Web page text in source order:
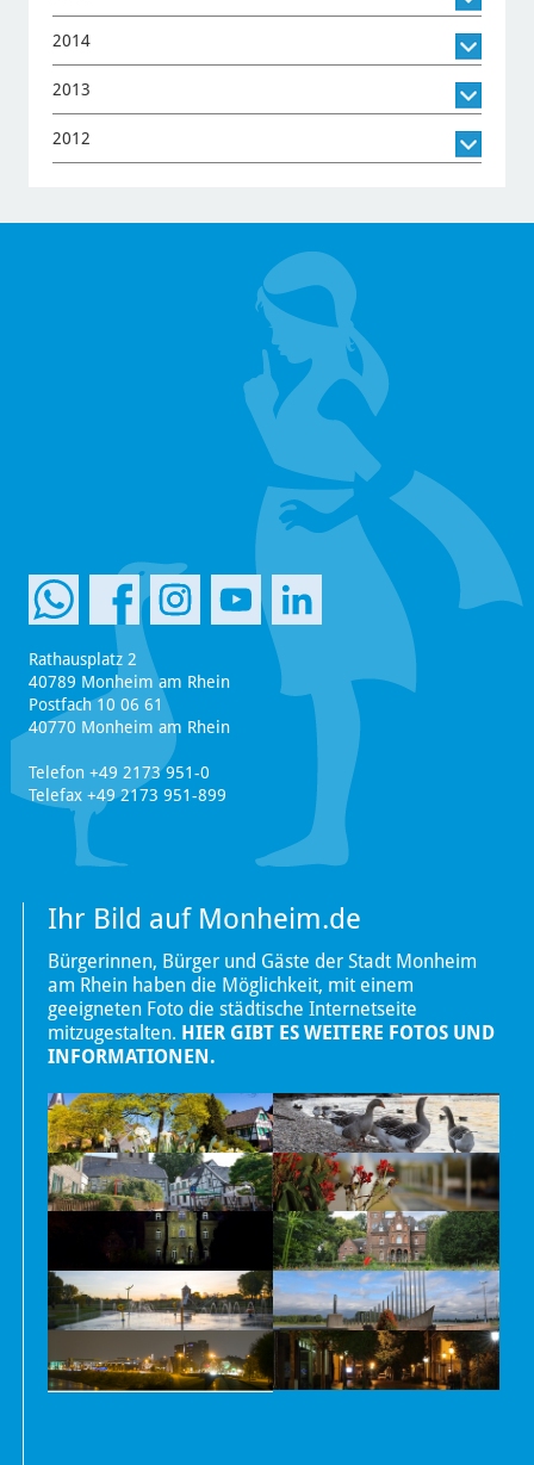
2014
2013
2012
Rathausplatz 2
40789 Monheim am Rhein
Postfach 10 06 61
40770 Monheim am Rhein
Telefon +49 2173 951-0
Telefax +49 2173 951-899
Ihr Bild auf Monheim.de
Bürgerinnen, Bürger und Gäste der Stadt Monheim
am Rhein haben die Möglichkeit, mit einem
geeigneten Foto die städtische Internetseite
mitzugestalten. HIER GIBT ES WEITERE FOTOS UND
INFORMATIONEN.